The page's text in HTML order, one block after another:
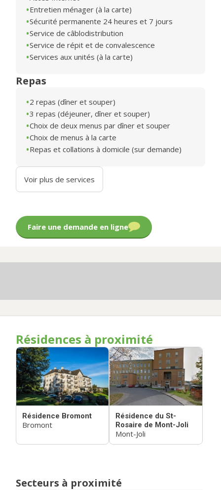
Entretien ménager (à la carte)
Sécurité permanente 24 heures et 7 jours
Service de câblodistribution
Service de répit et de convalescence
Services aux unités (à la carte)
Repas
2 repas (dîner et souper)
3 repas (déjeuner, dîner et souper)
Choix de deux menus par dîner et souper
Choix de menus à la carte
Repas et collations à domicile (sur demande)
Voir plus de services
Faire une demande en ligne
Résidences à proximité
Résidence Bromont
Bromont
Résidence du St-
Rosaire de Mont-Joli
Mont-Joli
Secteurs à proximité